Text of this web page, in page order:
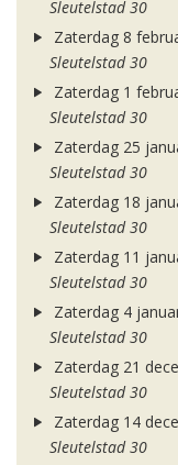
Sleutelstad 30
Zaterdag 8
Sleutelstad 30
Zaterdag 1
Sleutelstad 30
Zaterdag 25
Sleutelstad 30
Zaterdag 18
Sleutelstad 30
Zaterdag 11
Sleutelstad 30
Zaterdag 4
Sleutelstad 30
Zaterdag 21
Sleutelstad 30
Zaterdag 14
Sleutelstad 30